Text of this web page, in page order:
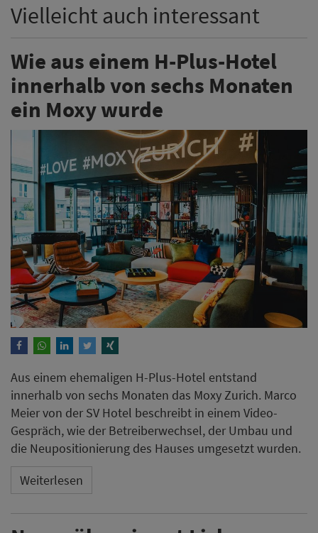
Aus einem ehemaligen H-Plus-Hotel entstand
innerhalb von sechs Monaten das Moxy Zurich. Marco
Meier von der SV Hotel beschreibt in einem Video-
Gespräch, wie der Betreiberwechsel, der Umbau und
die Neupositionierung des Hauses umgesetzt wurden.
Weiterlesen
Numa übernimmt Lisbon
Serviced Apartments und baut
Präsenz in Portugal aus